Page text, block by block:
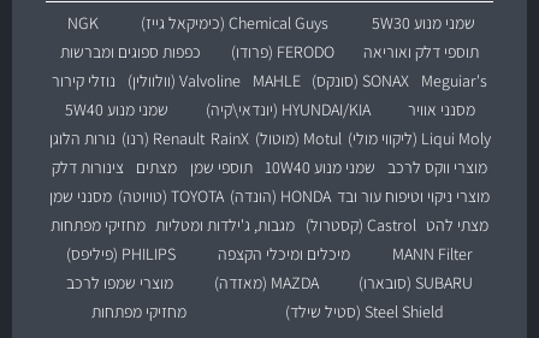
שמני מנוע 5W30 Chemical Guys (כימיקאל גייז)
NGK
תוספי דלק ואוריאה
FERODO (פרודו)
כפפות ספוגים ומברשות
Meguiar's
SONAX (סונקס) MAHLE Valvoline (וולוולין)
נוזלי קירור
מסנני אוויר
HYUNDAI/KIA (יונדאי\קיה)
שמני מנוע 5W40
Liqui Moly (ליקווי מולי)
Motul (מוטול) RainX Renault (רנו)
נורות הלוגן
מוצרי ווקס לרכב
שמני מנוע 10W40 תוספי שמן מצתים
צינורות דלק
מוצרי ניקוי וטיפוח עור ובד HONDA (הונדה) TOYOTA (טויוטה)
מסנני שמן
מצתי להט Castrol (קסטרול) מגבות, ג'ילדות ומטליות מחזיקי מפתחות
MANN Filter
מיכלים ומיכלי הקצפה
PHILIPS (פיליפס)
SUBARU (סובארו)
MAZDA (מאזדה)
מוצרי שמפו לרכב
Steel Shield (סטיל שילד)
מחזיקי מפתחות